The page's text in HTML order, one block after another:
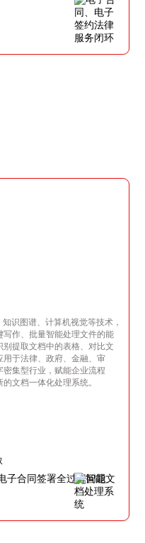
识图谱、计算机视觉等技术，
作、批量智能处理文件的能
提取文档中的表格、对比文
于法律、政府、金融、审
集型行业，赋能企业流程
文档一体化处理系统。
子合同签署全过程问题